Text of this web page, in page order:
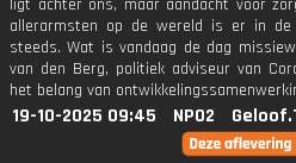
ligt achter ons, maar aandacht voor
allerarmsten op de wereld is er in de
steeds. Wat is vandaag de dag
van den Berg, politiek adviseur van
het belang van
19-10-2025 09:45 NPO2